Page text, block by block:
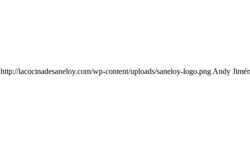
http://lacocinadesaneloy.com/wp-content/uploads/saneloy-logo.png Andy